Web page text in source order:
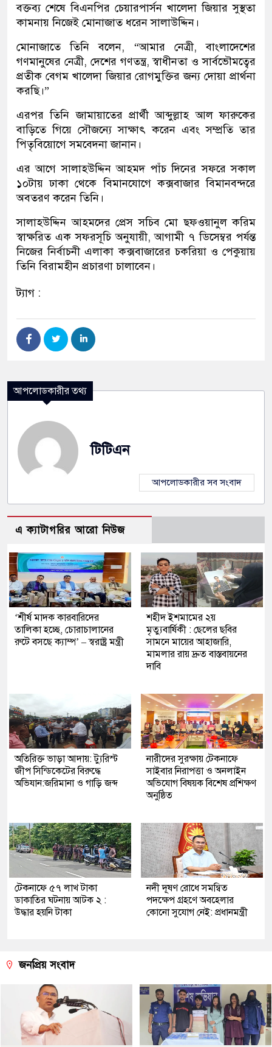
বক্তব্য শেষে বিএনপির চেয়ারপার্সন খালেদা জিয়ার সুস্থতা
কামনায় নিজেই মোনাজাত ধরেন সালাউদ্দিন।
মোনাজাতে তিনি বলেন, “আমার নেত্রী, বাংলাদেশের
গণমানুষের নেত্রী, দেশের গণতন্ত্র, স্বাধীনতা ও সার্বভৌমত্বের
প্রতীক বেগম খালেদা জিয়ার রোগমুক্তির জন্য দোয়া প্রার্থনা
করছি।”
এরপর তিনি জামায়াতের প্রার্থী আব্দুল্লাহ আল ফারুকের
বাড়িতে গিয়ে সৌজন্যে সাক্ষাৎ করেন এবং সম্প্রতি তার
পিতৃবিয়োগে সমবেদনা জানান।
এর আগে সালাহউদ্দিন আহমদ পাঁচ দিনের সফরে সকাল
১০টায় ঢাকা থেকে বিমানযোগে কক্সবাজার বিমানবন্দরে
অবতরণ করেন তিনি।
সালাহউদ্দিন আহমদের প্রেস সচিব মো ছফওয়ানুল করিম
স্বাক্ষরিত এক সফরসূচি অনুযায়ী, আগামী ৭ ডিসেম্বর পর্যন্ত
নিজের নির্বাচনী এলাকা কক্সবাজারের চকরিয়া ও পেকুয়ায়
তিনি বিরামহীন প্রচারণা চালাবেন।
ট্যাগ :
আপলোডকারীর তথ্য
টিটিএন
আপলোডকারীর সব সংবাদ
এ ক্যাটাগরির আরো নিউজ
‘শীর্ষ মাদক কারবারিদের
তালিকা হচ্ছে, চোরাচালানের
রুটে বসছে ক্যাম্প’ – স্বরাষ্ট্র মন্ত্রী
শহীদ ইশমামের ২য়
মৃত্যুবার্ষিকী : ছেলের ছবির
সামনে মায়ের আহাজারি,
মামলার রায় দ্রুত বাস্তবায়নের
দাবি
অতিরিক্ত ভাড়া আদায়: ট্যুরিস্ট
জীপ সিন্ডিকেটের বিরুদ্ধে
অভিযান:জরিমানা ও গাড়ি জব্দ
নারীদের সুরক্ষায় টেকনাফে
সাইবার নিরাপত্তা ও অনলাইন
অভিযোগ বিষয়ক বিশেষ প্রশিক্ষণ
অনুষ্ঠিত
টেকনাফে ৫৭ লাখ টাকা
ডাকাতির ঘটনায় আটক ২ :
উদ্ধার হয়নি টাকা
নদী দূষণ রোধে সমন্বিত
পদক্ষেপ গ্রহণে অবহেলার
কোনো সুযোগ নেই: প্রধানমন্ত্রী
জনপ্রিয় সংবাদ